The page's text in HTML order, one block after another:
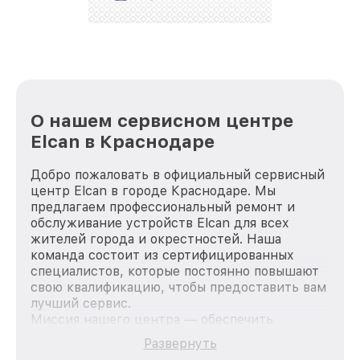
О нашем сервисном центре
Elcan в Краснодаре
Добро пожаловать в официальный сервисный
центр Elcan в городе Краснодаре. Мы
предлагаем профессиональный ремонт и
обслуживание устройств Elcan для всех
жителей города и окрестностей. Наша
команда состоит из сертифицированных
специалистов, которые постоянно повышают
свою квалификацию, чтобы предоставить вам
лучший сервис.
Миссия нашего центра — обеспечить
качественный и доступный ремонт для
каждого пользователя продукции Elcan, вне
Развернуть